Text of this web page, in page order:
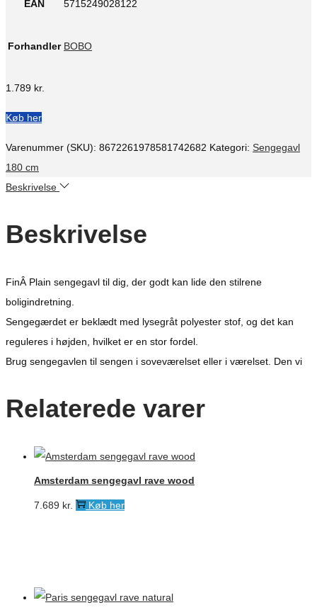
EAN 5715249028122
Forhandler BOBO
1.789 kr.
Køb her
Varenummer (SKU): 8672261978581742682 Kategori: Sengegavl
180 cm
Beskrivelse
Beskrivelse
FinÂ Plain sengegavl til dig, der godt kan lide den stilrene
boligindretning.
Sengegærdet er beklædt med lysegråt polyester stof, og det kan
reguleres i højden, hvilket er en stor fordel.
Brug sengegavlen til sengen i soveværelset eller i værelset. Den vi
Relaterede varer
Amsterdam sengegavl rave wood
7.689 kr. Køb her